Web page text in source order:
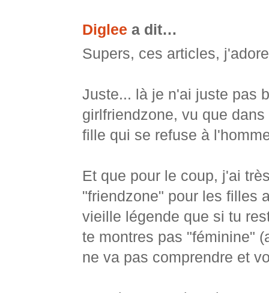
Diglee a dit…
Supers, ces articles,
Juste... là je n'ai juste pas
girlfriendzone, vu que
fille qui se refuse à
Et que pour le coup, j'ai
"friendzone" pour les filles
vieille légende que si tu
te montres pas "féminine"
ne va pas comprendre et